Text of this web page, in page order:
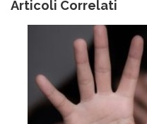
Articoli Correlati